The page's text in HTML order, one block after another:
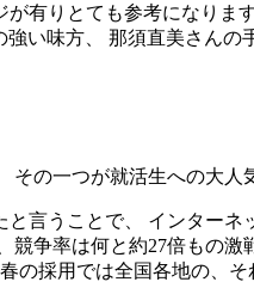
有りとても参考になります
い味方、 那須直美さんの
の一つが就活生への大人
言うことで、 インターネ
争率は何と約27倍もの激
の採用では全国各地の、